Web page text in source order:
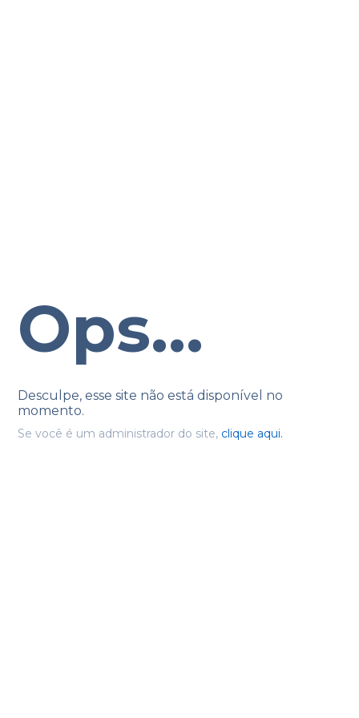
Ops...
Desculpe, esse site não está disponível no
momento.
Se você é um administrador do site, clique aqui.